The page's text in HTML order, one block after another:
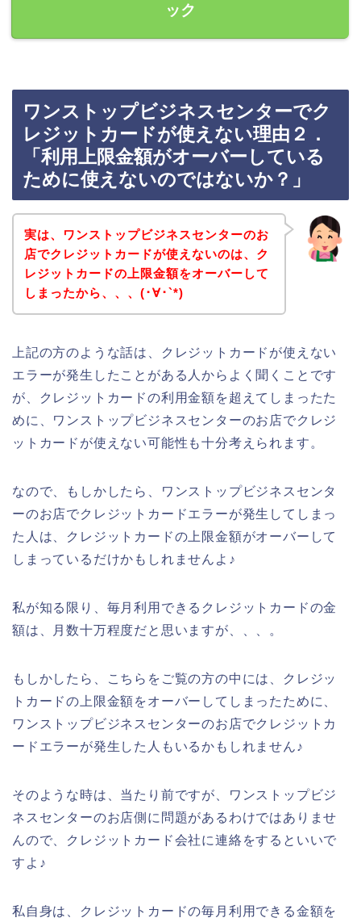
ック
ワンストップビジネスセンターでク
レジットカードが使えない理由２．
「利用上限金額がオーバーしている
ために使えないのではないか？」
実は、ワンストップビジネスセンターのお
店でクレジットカードが使えないのは、ク
レジットカードの上限金額をオーバーして
しまったから、、、(･∀･`*)
上記の方のような話は、クレジットカードが使えない
エラーが発生したことがある人からよく聞くことです
が、クレジットカードの利用金額を超えてしまったた
めに、ワンストップビジネスセンターのお店でクレジ
ットカードが使えない可能性も十分考えられます。
なので、もしかしたら、ワンストップビジネスセンタ
ーのお店でクレジットカードエラーが発生してしまっ
た人は、クレジットカードの上限金額がオーバーして
しまっているだけかもしれませんよ♪
私が知る限り、毎月利用できるクレジットカードの金
額は、月数十万程度だと思いますが、、、。
もしかしたら、こちらをご覧の方の中には、クレジッ
トカードの上限金額をオーバーしてしまったために、
ワンストップビジネスセンターのお店でクレジットカ
ードエラーが発生した人もいるかもしれません♪
そのような時は、当たり前ですが、ワンストップビジ
ネスセンターのお店側に問題があるわけではありませ
んので、クレジットカード会社に連絡をするといいで
すよ♪
私自身は、クレジットカードの毎月利用できる金額を